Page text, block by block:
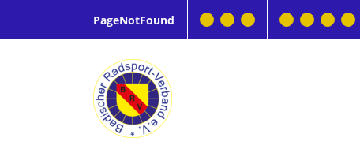
PageNotFound